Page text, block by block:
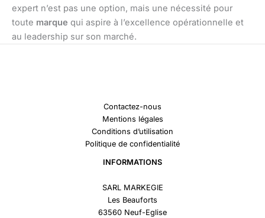
expert n’est pas une option, mais une nécessité pour
toute marque qui aspire à l’excellence opérationnelle et
au leadership sur son marché.
Contactez-nous
Mentions légales
Conditions d’utilisation
Politique de confidentialité
INFORMATIONS
SARL MARKEGIE
Les Beauforts
63560 Neuf-Eglise